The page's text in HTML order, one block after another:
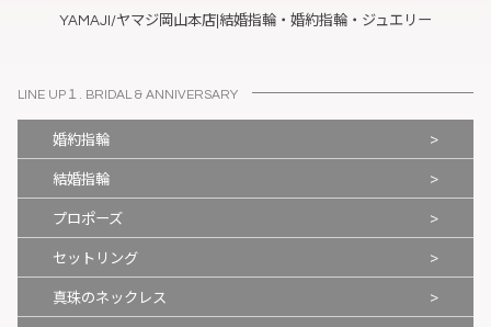
YAMAJI/ヤマジ岡山本店|結婚指輪・婚約指輪・ジュエリー
LINE UP１. BRIDAL & ANNIVERSARY
婚約指輪 >
結婚指輪 >
プロポーズ >
セットリング >
真珠のネックレス >